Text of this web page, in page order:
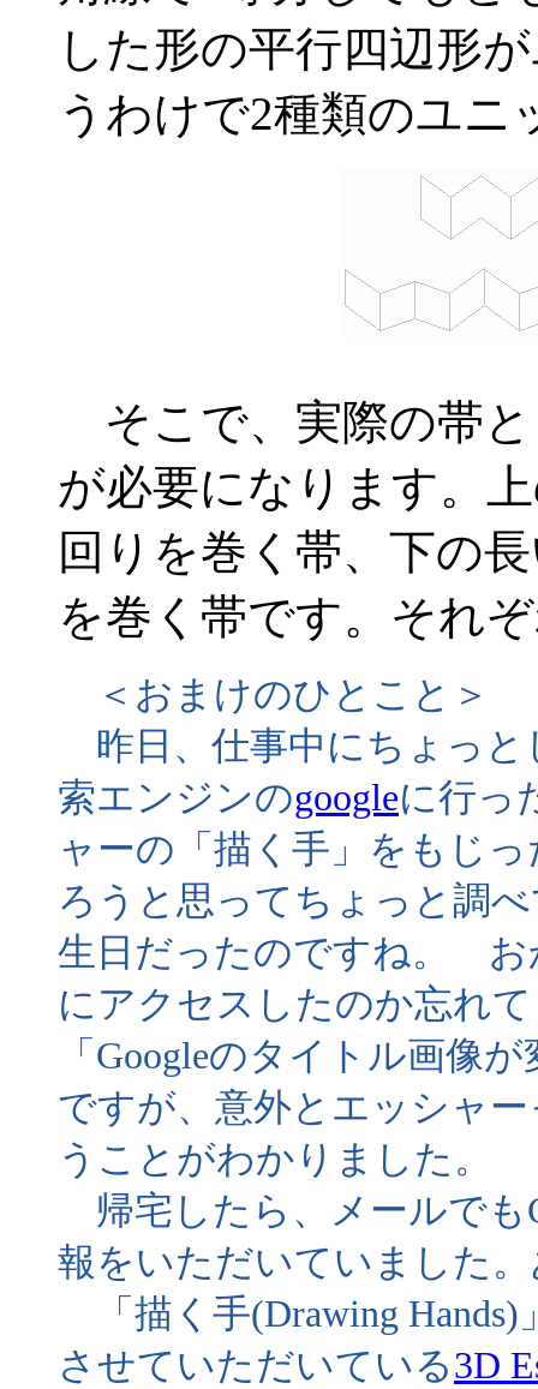
した形の平行四辺形
うわけで2種類のユニ
そこで、実際の帯
が必要になります。
回りを巻く帯、下の
を巻く帯です。それ
＜おまけのひとこと＞
昨日、仕事中にちょっと
索エンジンのgoogleに行っ
ャーの「描く手」をもじ
ろうと思ってちょっと調
生日だったのですね。 お
にアクセスしたのか忘れ
「Googleのタイトル画像
ですが、意外とエッシャ
うことがわかりました。
帰宅したら、メールでも
報をいただいていました
「描く手(Drawing
させていただいている3D